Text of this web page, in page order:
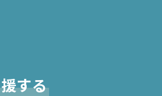
する